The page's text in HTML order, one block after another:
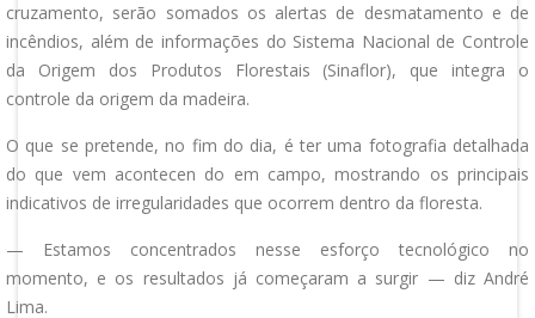
cruzamento, serão somados os alertas de desmatamento e de
incêndios, além de informações do Sistema Nacional de Controle
da Origem dos Produtos Florestais (Sinaflor), que integra o
controle da origem da madeira.
O que se pretende, no fim do dia, é ter uma fotografia detalhada
do que vem acontecen do em campo, mostrando os principais
indicativos de irregularidades que ocorrem dentro da floresta.
— Estamos concentrados nesse esforço tecnológico no
momento, e os resultados já começaram a surgir — diz André
Lima.